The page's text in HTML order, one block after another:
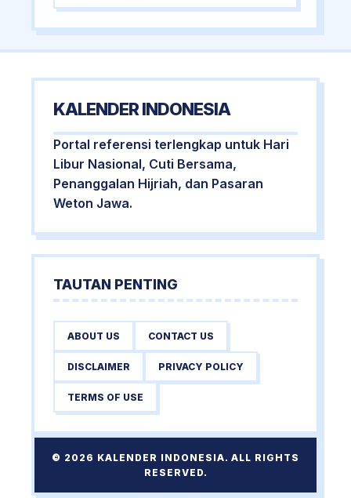
KALENDER INDONESIA
Portal referensi terlengkap untuk Hari
Libur Nasional, Cuti Bersama,
Penanggalan Hijriah, dan Pasaran
Weton Jawa.
TAUTAN PENTING
ABOUT US CONTACT US
DISCLAIMER PRIVACY POLICY
TERMS OF USE
© 2026 KALENDER INDONESIA. ALL RIGHTS
RESERVED.